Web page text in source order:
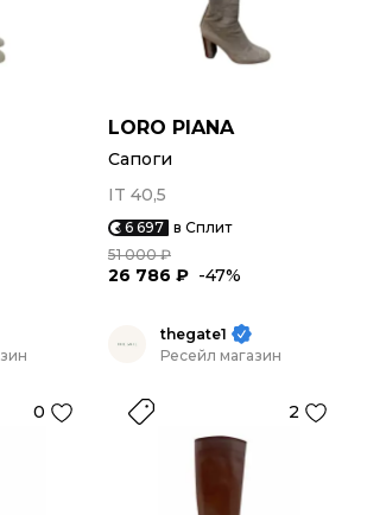
LORO PIANA
Сапоги
IT 40,5
6 697 в Сплит
51 000 ₽
26 786 ₽ -47%
0
thegate1
Ресейл магазин
2